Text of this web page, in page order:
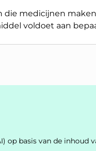
die medicijnen
voldoet aan
basis van de inhoud